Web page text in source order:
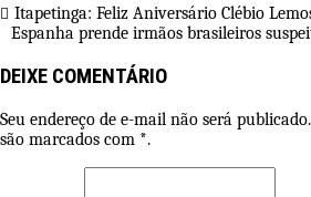
Navegação
de
Post
Itapetinga: Feliz Aniversário Clébio
Espanha prende irmãos brasileiros
DEIXE COMENTÁRIO
Seu endereço de e-mail não será
são marcados com *.